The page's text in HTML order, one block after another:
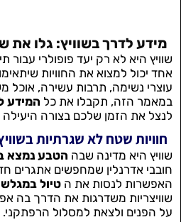
מידע לדרך בשוויץ: גלו את
שוויץ היא לא רק יעד פופולרי עבור
אחד יכול למצוא את החוויות
עוצרי נשימה, תרבות עשירה, אוכל
במאמר הזה, תקבלו את כל המידע
לנצל את הזמן שלכם בצורה היעילה
חוויות שטח לא שגרתיות
שוויץ היא מדינה שבה הטבע נמצא
חובבי אדרנלין שמחפשים אתגרים
האפשרות לנסות את ה טיול
שוויצריות משדרגות את הדרך בה
על הפנים ולצאת למסלול הרפתקני.